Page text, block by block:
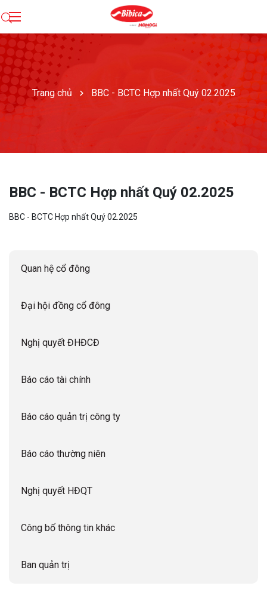
Trang chủ BBC - BCTC Hợp nhất Quý 02.2025
Quan hệ cổ đông
Đại hội đồng cổ đông
Nghị quyết ĐHĐCĐ
Báo cáo tài chính
Báo cáo quản trị công ty
Báo cáo thường niên
Nghị quyết HĐQT
Công bố thông tin khác
Ban quản trị
BBC - BCTC Hợp nhất Quý 02.2025
BBC - BCTC Hợp nhất Quý 02.2025